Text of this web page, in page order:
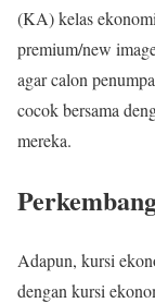
(KA) kelas
premium/new
agar calon
cocok bersama
mereka.
Adapun, kursi
dengan kursi